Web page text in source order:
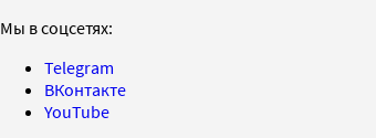
Мы в соцсетях:
Telegram
ВКонтакте
YouTube